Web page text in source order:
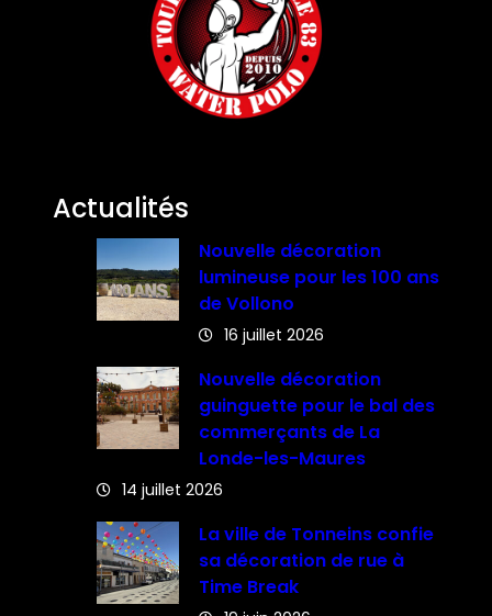
Actualités
Nouvelle décoration
lumineuse pour les 100 ans
de Vollono
16 juillet 2026
Nouvelle décoration
guinguette pour le bal des
commerçants de La
Londe-les-Maures
14 juillet 2026
La ville de Tonneins confie
sa décoration de rue à
Time Break